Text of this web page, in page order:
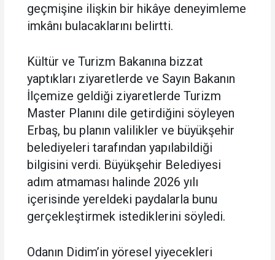
geçmişine ilişkin bir hikâye deneyimleme
imkânı bulacaklarını belirtti.
Kültür ve Turizm Bakanına bizzat
yaptıkları ziyaretlerde ve Sayın Bakanın
İlçemize geldiği ziyaretlerde Turizm
Master Planını dile getirdiğini söyleyen
Erbaş, bu planın valilikler ve büyükşehir
belediyeleri tarafından yapılabildiği
bilgisini verdi. Büyükşehir Belediyesi
adım atmaması halinde 2026 yılı
içerisinde yereldeki paydalarla bunu
gerçekleştirmek istediklerini söyledi.
Odanın Didim’in yöresel yiyecekleri